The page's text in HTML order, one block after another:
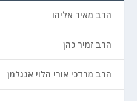
הרב מאיר אליהו
הרב זמיר כהן
הרב מרדכי אורי הלוי אנגלמן